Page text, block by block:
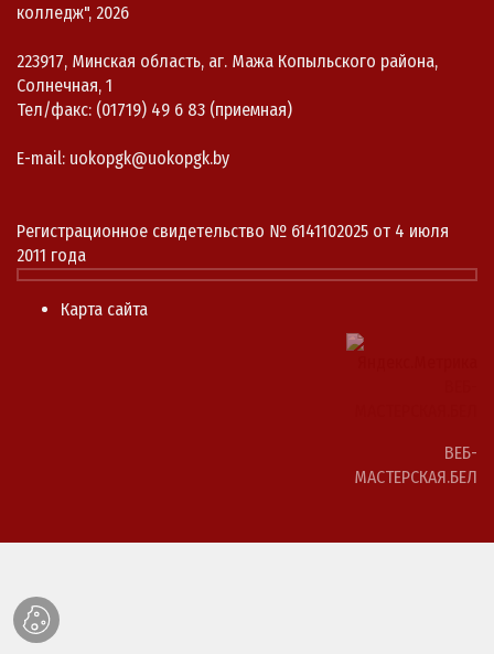
колледж", 2026
223917, Минская область, аг. Мажа Копыльского района,
Солнечная, 1
Тел/факс: (01719) 49 6 83 (приемная)
E-mail: uokopgk@uokopgk.by
Регистрационное свидетельство № 6141102025 от 4 июля
2011 года
Карта сайта
ВЕБ-
МАСТЕРСКАЯ.БЕЛ